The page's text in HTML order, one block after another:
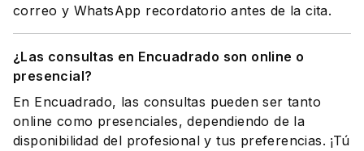
correo y WhatsApp recordatorio antes de la cita.
¿Las consultas en Encuadrado son online o
presencial?
En Encuadrado, las consultas pueden ser tanto
online como presenciales, dependiendo de la
disponibilidad del profesional y tus preferencias. ¡Tú